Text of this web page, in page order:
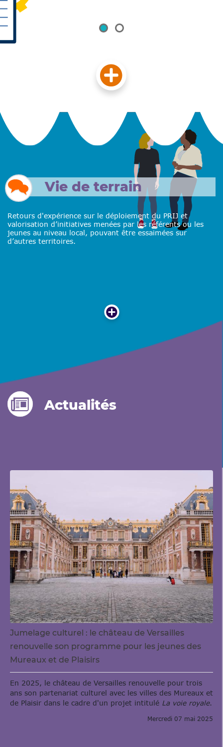
Vie de terrain
Retours d'expérience sur le déploiement du PRIJ et
valorisation d’initiatives menées par les référents ou les
jeunes au niveau local, pouvant être essaimées sur
d’autres territoires.
Actualités
Jumelage culturel : le château de Versailles
renouvelle son programme pour les jeunes des
Mureaux et de Plaisirs
En 2025, le château de Versailles renouvelle pour trois
ans son partenariat culturel avec les villes des Mureaux et
de Plaisir dans le cadre d'un projet intitulé La voie royale.
Mercredi 07 mai 2025